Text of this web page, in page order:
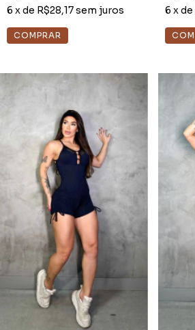
6 x de R$28,17sem juros
6 x de